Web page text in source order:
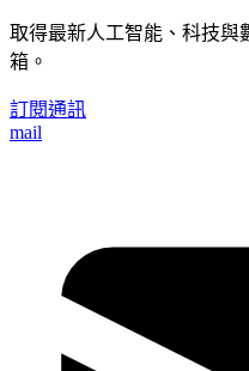
取得最新人工智能、科技與
箱。
訂閱通訊
mail